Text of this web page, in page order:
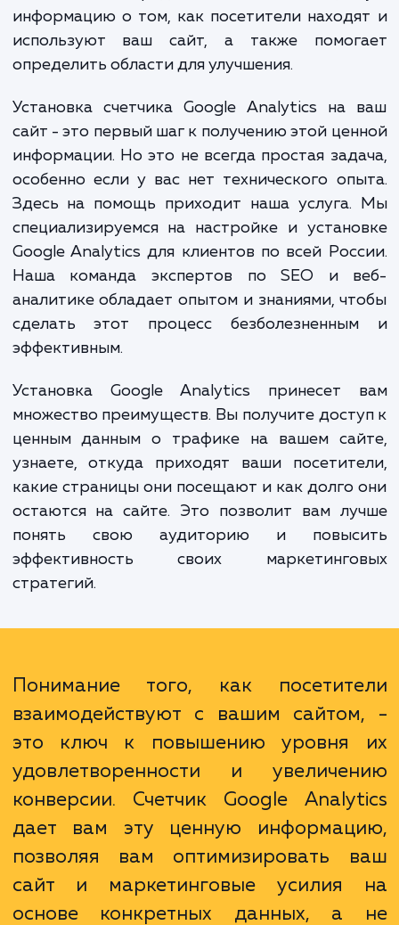
Google Analytics - это мощный инструмент
аналитики от Google, который помогает
отслеживать и анализировать трафик на
сайте. Он предоставляет вам
информацию о том, как посетители
используют ваш сайт, а также
определить области для улучшения.
Установка счетчика Google Analytics на
сайт - это первый шаг к получению этой
информации. Но это не всегда простая
особенно если у вас нет технического
Здесь на помощь приходит наша
Google Analytics для клиентов по всей
Наша команда экспертов по SEO и
аналитике обладает опытом и знаниями,
сделать этот процесс
эффективным.
Установка Google Analytics принесет
множество преимуществ. Вы получите
узнаете, откуда приходят ваши
остаются на сайте. Это позволит вам
понять свою аудиторию и
Понимание того, как
взаимодействуют с вашим